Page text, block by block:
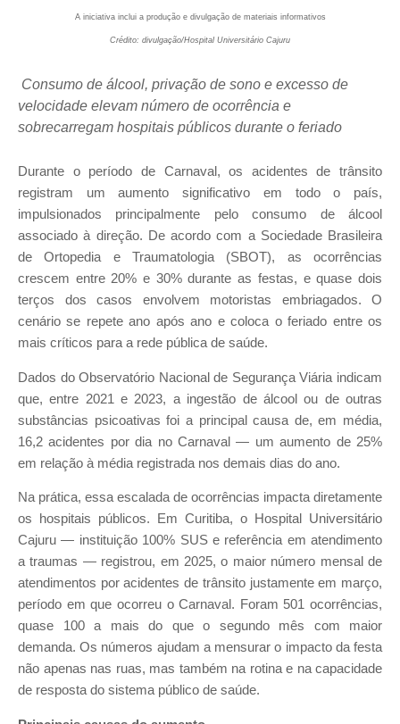
A iniciativa inclui a produção e divulgação de materiais informativos
Crédito: divulgação/Hospital Universitário Cajuru
Consumo de álcool, privação de sono e excesso de
velocidade elevam número de ocorrência e
sobrecarregam hospitais públicos durante o feriado
Durante o período de Carnaval, os acidentes de trânsito
registram um aumento significativo em todo o país,
impulsionados principalmente pelo consumo de álcool
associado à direção. De acordo com a Sociedade Brasileira
de Ortopedia e Traumatologia (SBOT), as ocorrências
crescem entre 20% e 30% durante as festas, e quase dois
terços dos casos envolvem motoristas embriagados. O
cenário se repete ano após ano e coloca o feriado entre os
mais críticos para a rede pública de saúde.
Dados do Observatório Nacional de Segurança Viária indicam
que, entre 2021 e 2023, a ingestão de álcool ou de outras
substâncias psicoativas foi a principal causa de, em média,
16,2 acidentes por dia no Carnaval — um aumento de 25%
em relação à média registrada nos demais dias do ano.
Na prática, essa escalada de ocorrências impacta diretamente
os hospitais públicos. Em Curitiba, o Hospital Universitário
Cajuru — instituição 100% SUS e referência em atendimento
a traumas — registrou, em 2025, o maior número mensal de
atendimentos por acidentes de trânsito justamente em março,
período em que ocorreu o Carnaval. Foram 501 ocorrências,
quase 100 a mais do que o segundo mês com maior
demanda. Os números ajudam a mensurar o impacto da festa
não apenas nas ruas, mas também na rotina e na capacidade
de resposta do sistema público de saúde.